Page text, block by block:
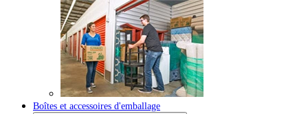
Boîtes et accessoires d'emballage